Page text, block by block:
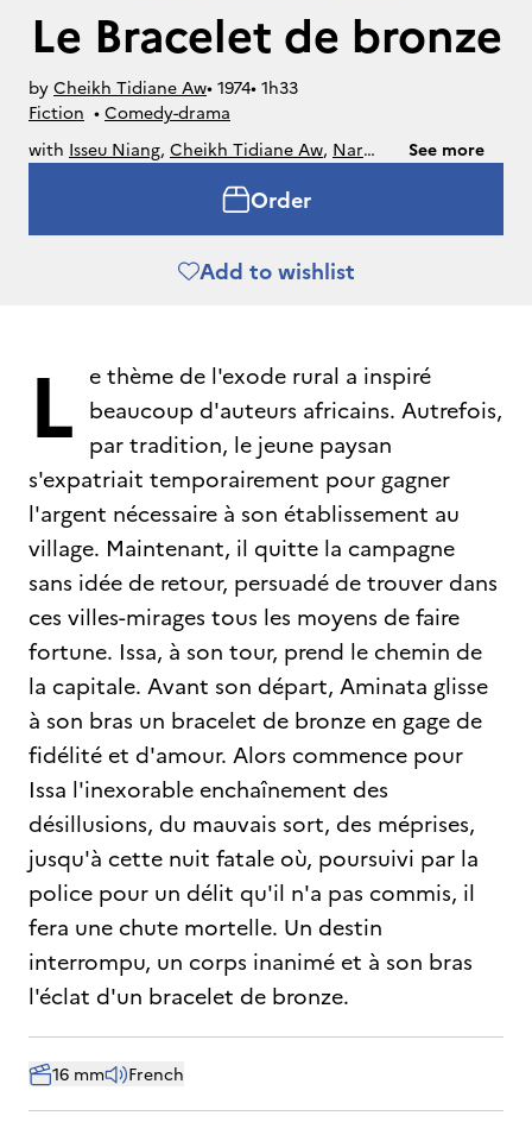
Le Bracelet de bronze
by Cheikh Tidiane Aw• 1974• 1h33
Fiction • Comedy-drama
with Isseu Niang, Cheikh Tidiane Aw, Nar
See more
Order
Add to wishlist
L e thème de l'exode rural a inspiré
beaucoup d'auteurs africains. Autrefois,
par tradition, le jeune paysan
s'expatriait temporairement pour gagner
l'argent nécessaire à son établissement au
village. Maintenant, il quitte la campagne
sans idée de retour, persuadé de trouver dans
ces villes-mirages tous les moyens de faire
fortune. Issa, à son tour, prend le chemin de
la capitale. Avant son départ, Aminata glisse
à son bras un bracelet de bronze en gage de
fidélité et d'amour. Alors commence pour
Issa l'inexorable enchaînement des
désillusions, du mauvais sort, des méprises,
jusqu'à cette nuit fatale où, poursuivi par la
police pour un délit qu'il n'a pas commis, il
fera une chute mortelle. Un destin
interrompu, un corps inanimé et à son bras
l'éclat d'un bracelet de bronze.
16 mm French